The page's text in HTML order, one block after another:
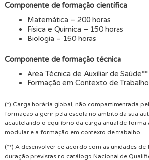
Componente de formação científica
Matemática – 200 horas
Física e Química – 150 horas
Biologia – 150 horas
Componente de formação técnica
Área Técnica de Auxiliar de
Formação em Contexto de
(*) Carga horária global, não compartimentada
formação a gerir pela escola no âmbito da sua
acautelando o equilíbrio da carga anual de forma
modular e a formação em contexto de trabalho.
(**) A desenvolver de acordo com as unidades de
duração previstas no catálogo Nacional de